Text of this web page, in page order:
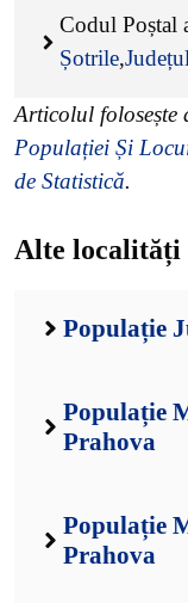
Codul Poștal
Șotrile,
Articolul folosește
Populației Și
de Statistică.
Alte localități
Populație
Populație
Prahova
Populație
Prahova